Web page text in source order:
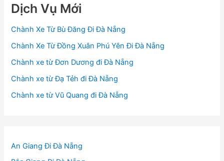
Dịch Vụ Mới
Chành Xe Từ Bù Đăng Đi Đà Nẵng
Chành Xe Từ Đồng Xuân Phú Yên Đi Đà Nẵng
Chành xe từ Đơn Dương đi Đà Nẵng
Chành xe từ Đạ Tẻh đi Đà Nẵng
Chành xe từ Vũ Quang đi Đà Nẵng
An Giang Đi Đà Nẵng